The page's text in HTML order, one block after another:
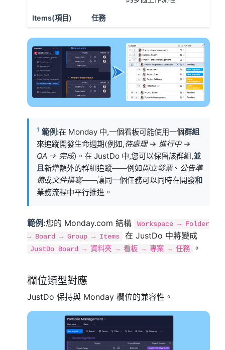
Items(項目) 任務
1 範例:在 Monday 中,一個看板可能使用一個群組
來追蹤開發生命週期(例如,待處理 → 進行中 →
QA → 完成)。在 JustDo 中,您可以保留該群組,並
且新增額外的群組追蹤——例如開立發票、 公告準
備或文件撰寫——讓同一個任務可以同時在開發和
業務流程中平行推進。
範例:您的 Monday.com 結構
Workspace → Folder
→ Board → Group → Items
在 JustDo 中將變成
JustDo Board → 資料夾 → 看板 → 專案 → 任務 。
欄位類型對應
JustDo 保持與 Monday 欄位的兼容性。